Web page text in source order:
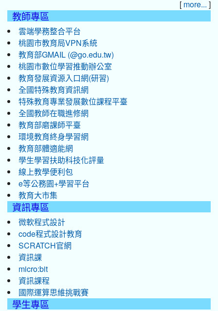
[ more... ]
教師專區
雲端學務整合平台
桃園市教育局VPN系統
教育部GMAIL (@go.edu.tw)
桃園市數位學習推動辦公室
教育發展資源入口網(研習)
全國特殊教育資訊網
特殊教育專業發展數位課程平臺
全國教師在職進修網
教育部磨課師平臺
環境教育終身學習網
教育部體適能網
學生學習扶助科技化評量
線上教學便利包
e等公務園+學習平台
教育大市集
資訊專區
微軟程式設計
code程式設計教育
SCRATCH官網
資訊課
micro:bit
資訊課程
國際運算思維挑戰賽
學生專區